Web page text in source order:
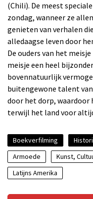
(Chili). De meest
zondag, wanneer ze
genieten van verhalen
alledaagse leven door
De ouders van het
meisje een heel
bovennatuurlijk
buitengewone talent
door het dorp,
terwijl het land voor
Boekverfilming
Armoede
Kunst,
Latijns Amerika